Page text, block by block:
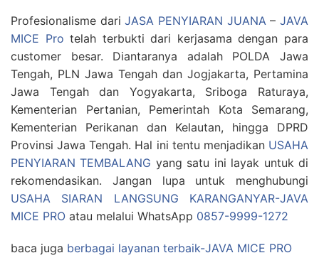
Profesionalisme dariJASA PENYIARAN JUANA–JAVA
MICE Pro telah terbukti dari kerjasama dengan para
customer besar. Diantaranya adalah POLDA Jawa
Tengah, PLN Jawa Tengah dan Jogjakarta, Pertamina
Jawa Tengah dan Yogyakarta, Sriboga Raturaya,
Kementerian Pertanian, Pemerintah Kota Semarang,
Kementerian Perikanan dan Kelautan, hingga DPRD
Provinsi Jawa Tengah. Hal ini tentu menjadikan USAHA
PENYIARAN TEMBALANG yang satu ini layak untuk di
rekomendasikan. Jangan lupa untuk menghubungi
USAHA SIARAN LANGSUNG KARANGANYAR-JAVA
MICE PRO atau melalui WhatsApp 0857-9999-1272
baca juga berbagai layanan terbaik-JAVA MICE PRO